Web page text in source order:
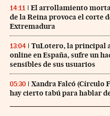
14:11
El arrollamiento
de la Reina provoca el corte
Extremadura
13:04
TuLotero, la principal
online en España, sufre un
sensibles de sus usuarios
05:30
Xandra Falcó (Círculo
hay cierto tabú para hablar